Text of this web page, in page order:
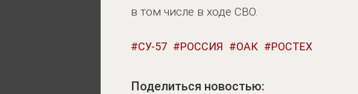
в том числе в ходе СВО.
СУ-57 РОССИЯ ОАК РОСТЕХ
Поделиться новостью: